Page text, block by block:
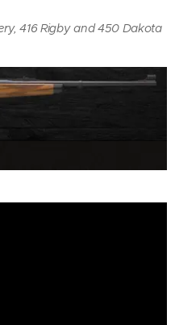
416 Rigby and 450 Dakota